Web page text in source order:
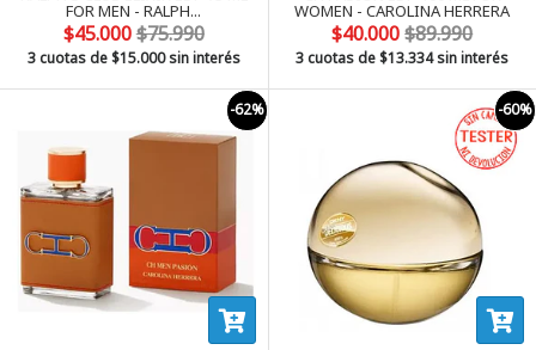
FOR MEN - RALPH...
$45.000$75.990
3 cuotas de$15.000sin interés
WOMEN - CAROLINA HERRERA
$40.000$89.990
3 cuotas de$13.334sin interés
-62% -60%